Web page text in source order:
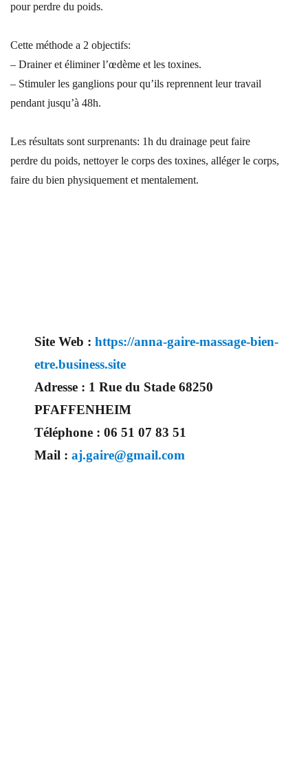
pour perdre du poids.
Cette méthode a 2 objectifs:
– Drainer et éliminer l’œdème et les toxines.
– Stimuler les ganglions pour qu’ils reprennent leur travail
pendant jusqu’à 48h.
Les résultats sont surprenants: 1h du drainage peut faire
perdre du poids, nettoyer le corps des toxines, alléger le corps,
faire du bien physiquement et mentalement.
Site Web : https://anna-gaire-massage-bien-
etre.business.site
Adresse : 1 Rue du Stade 68250
PFAFFENHEIM
Téléphone : 06 51 07 83 51
Mail : aj.gaire@gmail.com